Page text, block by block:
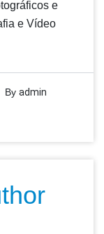
e
e Vídeo
By admin